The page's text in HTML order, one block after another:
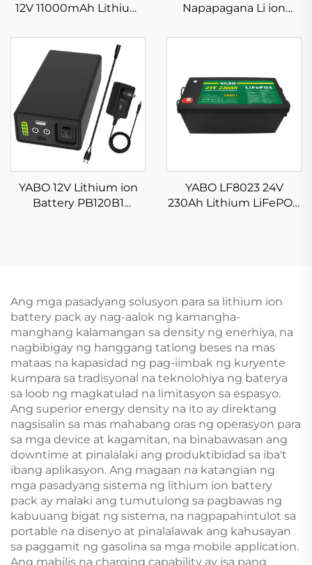
12V 11000mAh Lithium
5V/9V/12V DC USB
Output Portable Li-ion
Power Bank Battery
Napapagana Li ion
Portable 17500mAh
Laptop, Notebook at Iba
Pa
YABO 12V Lithium ion
Battery PB120B1
YABO LF8023 24V
230Ah Lithium LiFePO4
Ang mga pasadyang solusyon para sa lithium ion
battery pack ay nag-aalok ng kamangha-
manghang kalamangan sa density ng enerhiya, na
nagbibigay ng hanggang tatlong beses na mas
mataas na kapasidad ng pag-iimbak ng kuryente
kumpara sa tradisyonal na teknolohiya ng baterya
sa loob ng magkatulad na limitasyon sa espasyo.
Ang superior energy density na ito ay direktang
nagsisalin sa mas mahabang oras ng operasyon para
sa mga device at kagamitan, na binabawasan ang
downtime at pinalalaki ang produktibidad sa iba't
ibang aplikasyon. Ang magaan na katangian ng
mga pasadyang sistema ng lithium ion battery
pack ay malaki ang tumutulong sa pagbawas ng
kabuuang bigat ng sistema, na nagpapahintulot sa
portable na disenyo at pinalalawak ang kahusayan
sa paggamit ng gasolina sa mga mobile application.
Ang mabilis na charging capability ay isa pang